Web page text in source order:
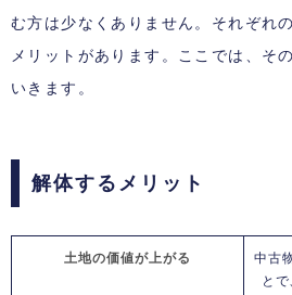
む方は少なくありません。それぞれ
メリットがあります。ここでは、そ
いきます。
解体するメリット
土地の価値が上がる
中古
と